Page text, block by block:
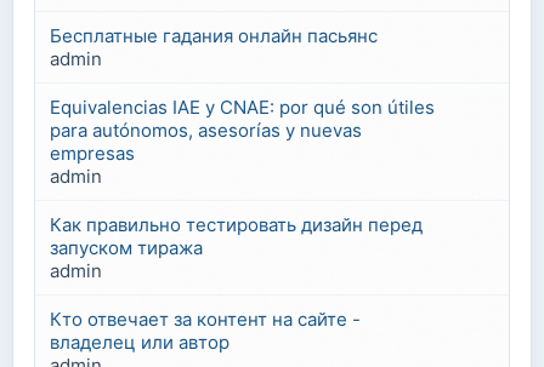
Бесплатные гадания онлайн пасьянс
admin
Equivalencias IAE y CNAE: por qué son útiles
para autónomos, asesorías y nuevas
empresas
admin
Как правильно тестировать дизайн перед
запуском тиража
admin
Кто отвечает за контент на сайте -
владелец или автор